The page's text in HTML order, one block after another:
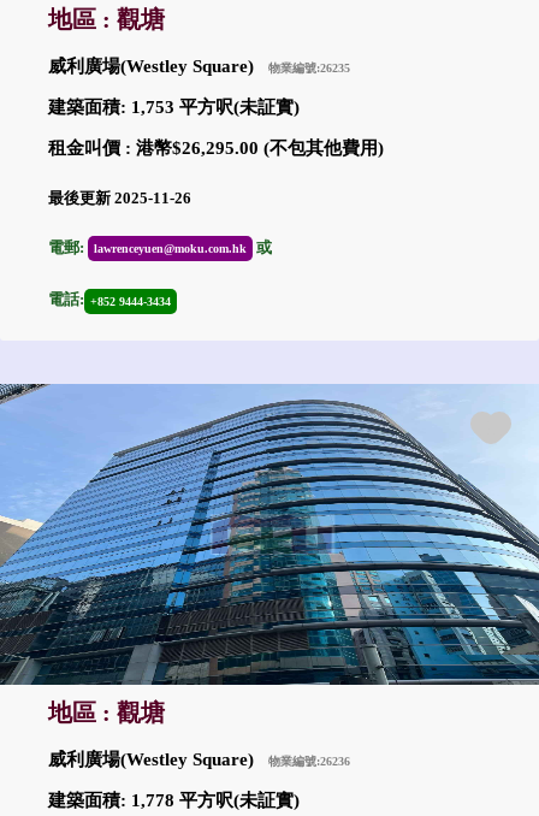
地區 : 觀塘
威利廣場(Westley Square) 物業編號:26235
建築面積: 1,753 平方呎(未証實)
租金叫價 : 港幣$26,295.00 (不包其他費用)
最後更新 2025-11-26
電郵: lawrenceyuen@moku.com.hk 或
電話: +852 9444-3434
地區 : 觀塘
威利廣場(Westley Square) 物業編號:26236
建築面積: 1,778 平方呎(未証實)